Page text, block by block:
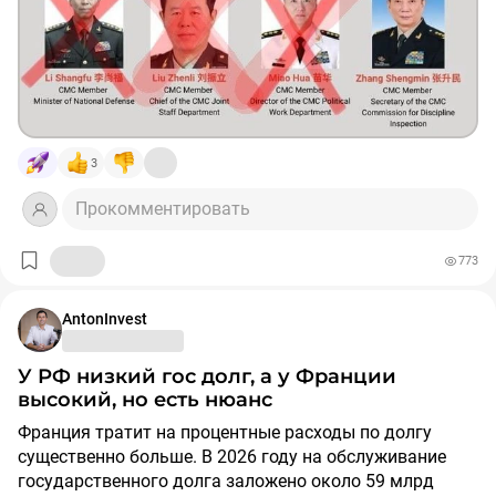
консолидации власти в сфере экономических решений
вокруг Си Цзиньпина и его самых верных
соратников...
3
Прокомментировать
773
AntonInvest
У РФ низкий гос долг, а у Франции
высокий, но есть нюанс
Франция тратит на процентные расходы по долгу
существенно больше. В 2026 году на обслуживание
государственного долга заложено около 59 млрд